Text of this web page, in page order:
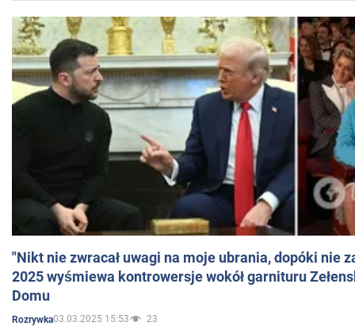
"Nikt nie zwracał uwagi na moje ubrania, dopóki nie
2025 wyśmiewa kontrowersje wokół garnituru
Domu
Rozrywka03.03.2025 15:53 23